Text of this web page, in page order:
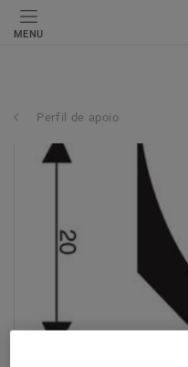
MENU
Perfil de apoio